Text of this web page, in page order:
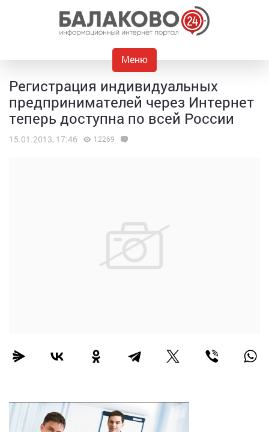
Меню
Регистрация индивидуальных
предпринимателей через Интернет
теперь доступна по всей России
15.01.2013, 17:46 12269